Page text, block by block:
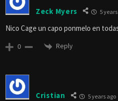
Zeck Myers 5
Nico Cage un capo ponmelo en
0 Reply
Cristian 5 years ago